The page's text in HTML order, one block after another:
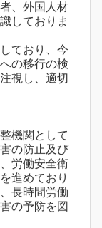
、外国人材
しておりま
ており、今
の移行の検
視し、適切
機関として
の防止及び
労働安全衛
進めており
長時間労働
の予防を図